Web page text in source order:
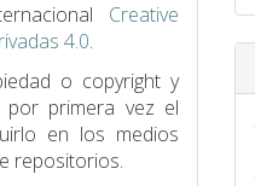
Creative
4.0.
o copyright y
primera vez el
en los medios
repositorios.